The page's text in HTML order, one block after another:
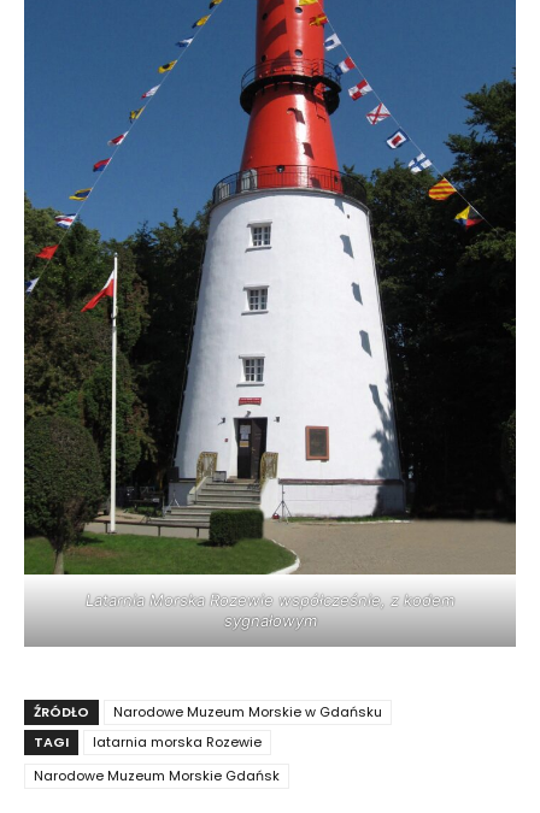
Latarnia Morska Rozewie współcześnie, z kodem
sygnałowym
ŹRÓDŁO
Narodowe Muzeum Morskie w Gdańsku
TAGI
latarnia morska Rozewie
Narodowe Muzeum Morskie Gdańsk